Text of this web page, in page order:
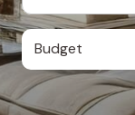
Budget